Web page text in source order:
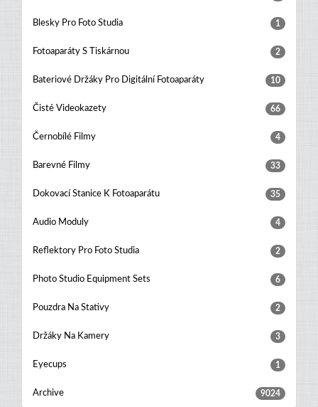
Blesky Pro Foto Studia 1
Fotoaparáty S Tiskárnou 2
Bateriové Držáky Pro Digitální Fotoaparáty 10
Čisté Videokazety 66
Černobílé Filmy 4
Barevné Filmy 33
Dokovací Stanice K Fotoaparátu 35
Audio Moduly 4
Reflektory Pro Foto Studia 2
Photo Studio Equipment Sets 6
Pouzdra Na Stativy 2
Držáky Na Kamery 3
Eyecups 1
Archive 9024